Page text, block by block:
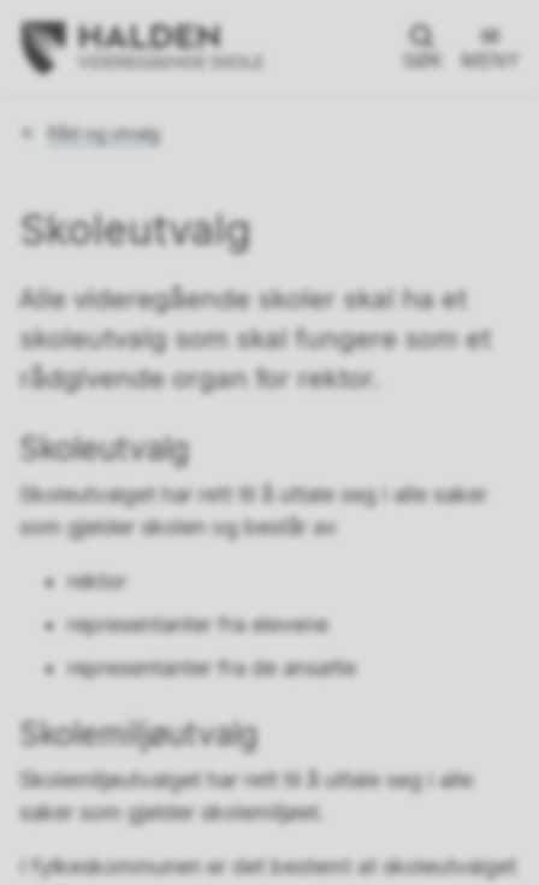
SØK MENY
Du
Råd og utvalg
Skoleutvalg
Alle videregående skoler skal ha et
skoleutvalg som skal fungere som et
rådgivende organ for rektor.
Skoleutvalg
Skoleutvalget har rett til å uttale seg i alle saker
som gjelder skolen og består av
rektor
representanter fra elevene
representanter fra de ansatte
Skolemiljøutvalg
Skolemiljøutvalget har rett til å uttale seg i alle
saker som gjelder skolemiljøet.
I fylkeskommunen er det bestemt at skoleutvalget